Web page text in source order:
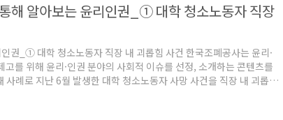
해 알아보는 윤리인권_① 대학 청소노동자 직장
권_① 대학 청소노동자 직장 내 괴롭힘 사건 한국조폐공사는 윤리·
고를 위해 윤리·인권 분야의 사회적 이슈를 선정, 소개하는 콘텐츠를
사례로 지난 6월 발생한 대학 청소노동자 사망 사건을 직장 내 괴롭힘